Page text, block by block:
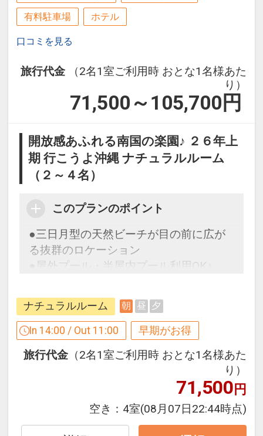
有料駐車場 ホテル
口コミを見る
旅行代金
（2名1室ご利用時 おとな1名様あた
り）
71,500～105,700 円
開放感あふれる南国の楽園♪ ２６年上
期 行こうよ沖縄 ナチュラルルーム
（２～４名）
このプランのポイント
●三日月型の天然ビーチが目の前に広が
る抜群のロケーション
●屋外プール・半屋内プール利用OK♪
【５５日前までの申込がお得】早期申込
割引がございます
ご宿泊の５５日前までにお申し込みにな
１泊につきおひとり様おとな１，０００
※早期申込期間を過ぎてからの変更（人
数の内訳・客室タイプ・食事条件・プラ
ナチュラルルーム 朝 昼 夕
In 14:00 / Out 11:00 早期がお得
旅行代金 （2名1室ご利用時 おとな1名様あた
り）
71,500円
空き： 4室(08月07日22:44時点)